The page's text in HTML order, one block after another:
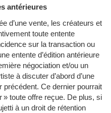
antérieures
d’une vente, les créateurs et
toute entente
sur la transaction ou
entente d’édition antérieure
négociation et/ou un
à discuter d’abord d’une
précédent. Ce dernier pourrait
» toute offre reçue. De plus, si
à un droit de rétention